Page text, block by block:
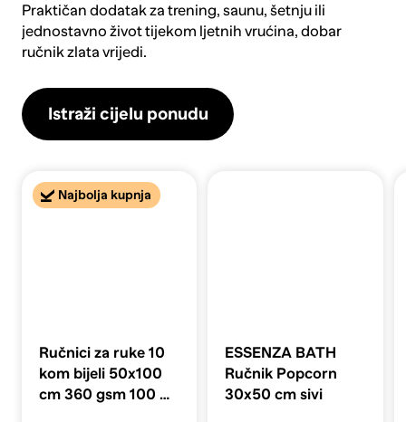
Praktičan dodatak za trening, saunu, šetnju ili
jednostavno život tijekom ljetnih vrućina, dobar
ručnik zlata vrijedi.
Istraži cijelu ponudu
Najbolja kupnja
Ručnici za ruke 10
kom bijeli 50x100
cm 360 gsm 100 %
ESSENZA BATH
Ručnik Popcorn
30x50 cm sivi